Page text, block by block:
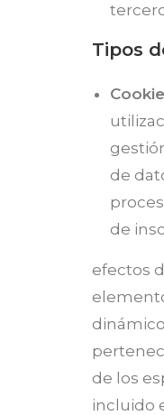
Tipos
de
de
efectos
de los
incluido